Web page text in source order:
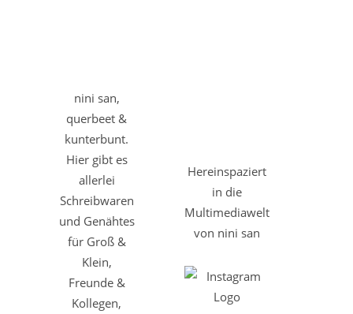
nini san,
querbeet &
kunterbunt.
Hier gibt es
allerlei
Schreibwaren
und Genähtes
für Groß &
Klein,
Freunde &
Kollegen,
Hereinspaziert
in die
Multimediawelt
von nini san